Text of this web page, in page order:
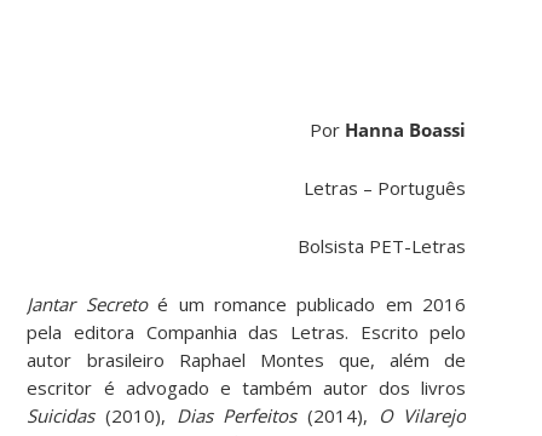
Por Hanna Boassi
Letras – Português
Bolsista PET-Letras
Jantar Secretoé um romance publicado em 2016
pela editora Companhia das Letras. Escrito pelo
autor brasileiro Raphael Montes que, além de
escritor é advogado e também autor dos livros
Suicidas(2010), Dias Perfeitos(2014), O Vilarejo